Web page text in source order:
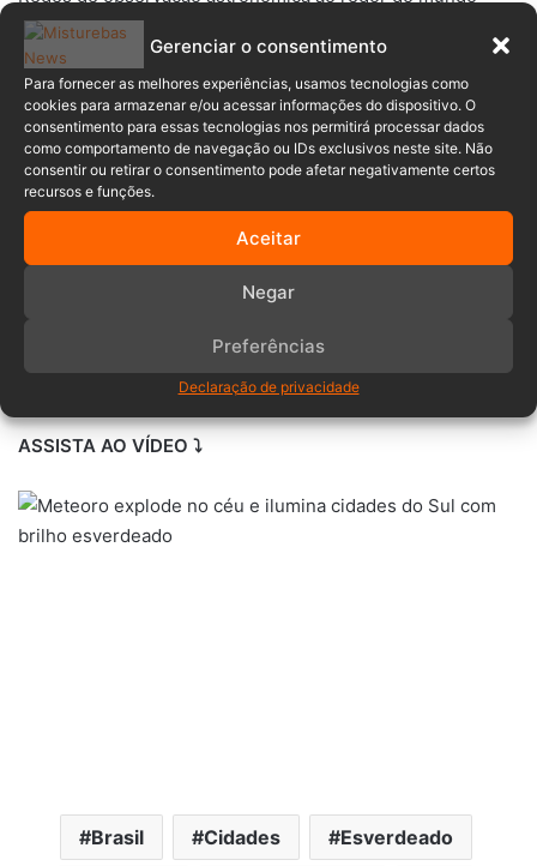
Gerenciar o consentimento
Para fornecer as melhores experiências, usamos tecnologias como
cookies para armazenar e/ou acessar informações do dispositivo. O
consentimento para essas tecnologias nos permitirá processar dados
como comportamento de navegação ou IDs exclusivos neste site. Não
consentir ou retirar o consentimento pode afetar negativamente certos
recursos e funções.
Aceitar
Negar
Preferências
Declaração de privacidade
monitoram constantemente a entrada desses corpos
celestes, que variam de minúsculas partículas a
fragmentos com até um metro, classificados como
meteoroides. Quando atingem a atmosfera, passam a ser
chamados de meteoros — e se resistirem ao impacto e
alcançarem o solo, tornam-se meteoritos.
Neste caso, apesar do brilho intenso e do susto em
algumas regiões, não há registro de que o meteoro tenha
tocado o solo. Mesmo assim, a breve aparição foi
suficiente para causar admiração e movimentar redes
sociais com vídeos e depoimentos sobre um dos mais
antigos e fascinantes fenômenos do universo.
ASSISTA AO VÍDEO ⤵️
Brasil Cidades Esverdeado